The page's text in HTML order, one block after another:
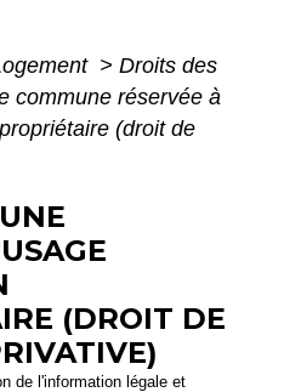
> Droits des
commune réservée à
(droit de
(DROIT DE
de l'information légale et